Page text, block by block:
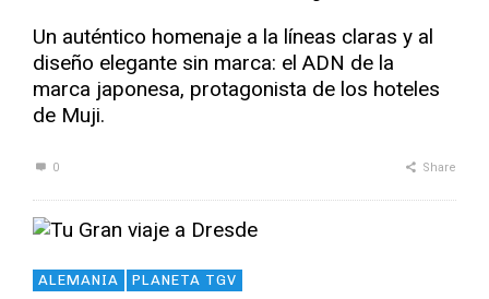
Un auténtico homenaje a la líneas claras y al
diseño elegante sin marca: el ADN de la
marca japonesa, protagonista de los hoteles
de Muji.
0 Share
ALEMANIA PLANETA TGV